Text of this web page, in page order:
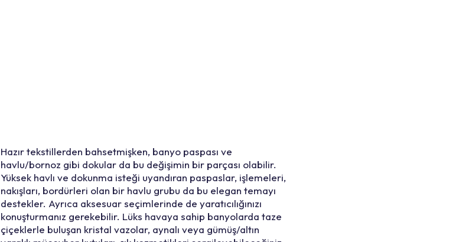
Hazır tekstillerden bahsetmişken, banyo paspası ve
havlu/bornoz gibi dokular da bu değişimin bir parçası olabilir.
Yüksek havlı ve dokunma isteği uyandıran paspaslar, işlemeleri,
nakışları, bordürleri olan bir havlu grubu da bu elegan temayı
destekler. Ayrıca aksesuar seçimlerinde de yaratıcılığınızı
konuşturmanız gerekebilir. Lüks havaya sahip banyolarda taze
çiçeklerle buluşan kristal vazolar, aynalı veya gümüş/altın